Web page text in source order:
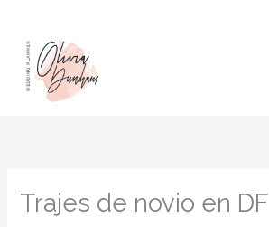
contenido
Trajes de novio en DF